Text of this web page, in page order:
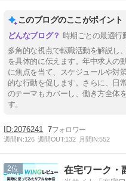
このブログのここがポイント
時期ごとの最適行
多角的な視点で転職活動を解説し
を具体的に伝えます。年中求人の
に焦点を当て、スケジュールや対
的な行動を促します。さらに、日
のテーマもカバーし、働き方全体
す。
2076241 7
週間IN:126 週間OUT:132 月間IN:552
2